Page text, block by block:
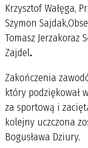
Krzysztof Wałęga,
Szymon
Tomasz Jerzakoraz
Zajdel.
Zakończenia
który podziękował
za sportową i
kolejny uczczona
Bogusława Dziury.